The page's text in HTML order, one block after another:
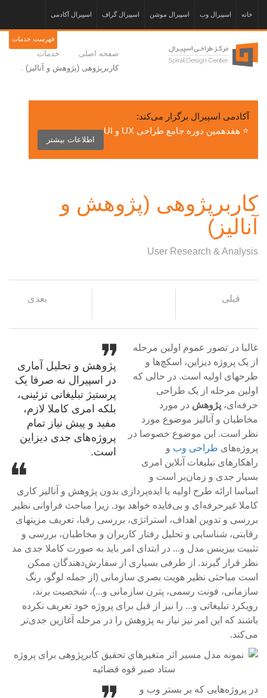
خانه اسپیرال وب اسپیرال موشن اسپیرال گراف اسپیرال آکادمی
فهرست خدمات
صفحه اصلی
خدمات
کاربرپژوهی (پژوهش و آنالیز) .
آکادمی اسپیرال برگزار می‌کند:
⭐ هفدهمین دوره جامع طراحی UX و UI
اطلاعات بیشتر
کاربرپژوهی (پژوهش و
آنالیز)
User Research & Analysis
قبلی بعدی
پژوهش و تحلیل آماری
در اسپیرال نه صرفا یک
پرستیژ تبلیغاتی تزئینی،
بلکه امری کاملا لازم،
مفید و پیش نیاز تمام
پروژه‌های جدی دیزاین
است.
غالبا در تصور عموم اولین مرحله
از یک پروژه دیزاین، اسکچ‌ها و
طرحهای اولیه است. در حالی که
اولین مرحله از یک طراحی
حرفه‌ای، پژوهش در مورد
مخاطبان و آنالیز موضوع مورد
نظر است. این موضوع خصوصا در
پروژه‌های طراحی وب و
راهکارهای تبلیغات آنلاین امری
بسیار جدی و زمان‌بر است و
اساسا ارائه طرح اولیه یا ایده‌پردازی بدون پژوهش و آنالیز کاری
کاملا غیرحرفه‌ای و بی‌فایده خواهد بود. زیرا مباحث فراوانی نظیر
بررسی و تدوین اهداف، استراتژی، بررسی رقبا، تعریف مزیتهای
رقابتی، شناسایی و تحلیل رفتار کاربران و مخاطبان، بررسی و
تثبیت بیزینس مدل و... در ابتدای امر باید به صورت کاملا جدی مد
نظر قرار گیرند. از طرفی بسیاری از سفارش‌دهندگان ممکن
است مباحثی نظیر هویت بصری سازمانی (از جمله لوگو، رنگ
سازمانی، فونت رسمی، پترن سازمانی و...)، شخصیت برند،
رویکرد تبلیغاتی و... را نیز از قبل برای پروژه خود تعریف نکرده
باشند که این امر نیز نیاز به پژوهش را در مرحله آغازین جدی‌تر
می‌کند.
در پروژه‌هایی که بر بستر وب و